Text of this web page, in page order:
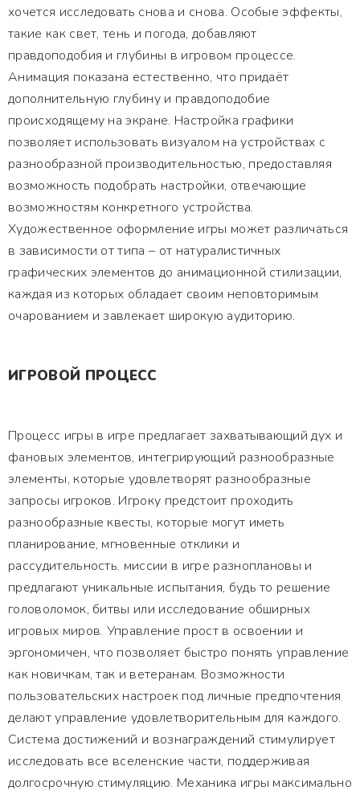
хочется исследовать снова и снова. Особые эффекты,
такие как свет, тень и погода, добавляют
правдоподобия и глубины в игровом процессе.
Анимация показана естественно, что придаёт
дополнительную глубину и правдоподобие
происходящему на экране. Настройка графики
позволяет использовать визуалом на устройствах с
разнообразной производительностью, предоставляя
возможность подобрать настройки, отвечающие
возможностям конкретного устройства.
Художественное оформление игры может различаться
в зависимости от типа – от натуралистичных
графических элементов до анимационной стилизации,
каждая из которых обладает своим неповторимым
очарованием и завлекает широкую аудиторию.
ИГРОВОЙ ПРОЦЕСС
Процесс игры в игре предлагает захватывающий дух и
фановых элементов, интегрирующий разнообразные
элементы, которые удовлетворят разнообразные
запросы игроков. Игроку предстоит проходить
разнообразные квесты, которые могут иметь
планирование, мгновенные отклики и
рассудительность. миссии в игре разноплановы и
предлагают уникальные испытания, будь то решение
головоломок, битвы или исследование обширных
игровых миров. Управление прост в освоении и
эргономичен, что позволяет быстро понять управление
как новичкам, так и ветеранам. Возможности
пользовательских настроек под личные предпочтения
делают управление удовлетворительным для каждого.
Система достижений и вознаграждений стимулирует
исследовать все вселенские части, поддерживая
долгосрочную стимуляцию. Механика игры максимально